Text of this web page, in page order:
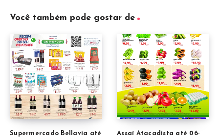
Você também pode gostar de
Supermercado Bellavia até
Assaí Atacadista até 06-